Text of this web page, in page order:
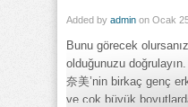
Added by admin on Ocak
Bunu görecek
olduğunuzu
奈美’nin birkaç genç
ve çok büyük